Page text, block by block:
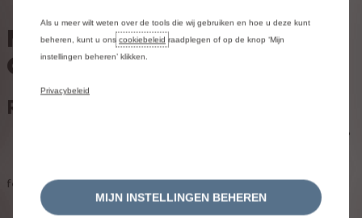
MODELGAMMA VAN
CITROËN
Raadpleeg de feedback
Wilt u weten wat onze klanten denken over hun Citroën?
feedback ze hebben achtergelaten.
Als u meer wilt weten over de tools die wij gebruiken en hoe u deze kunt
beheren, kunt u ons cookiebeleid raadplegen of op de knop ‘Mijn
instellingen beheren’ klikken.
Privacybeleid
MIJN INSTELLINGEN BEHEREN